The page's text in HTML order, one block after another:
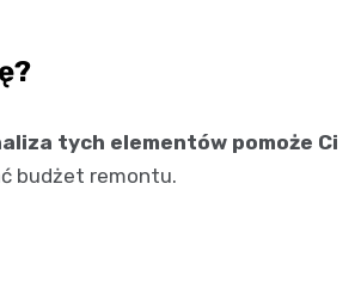
tych elementów pomoże Ci
budżet remontu.